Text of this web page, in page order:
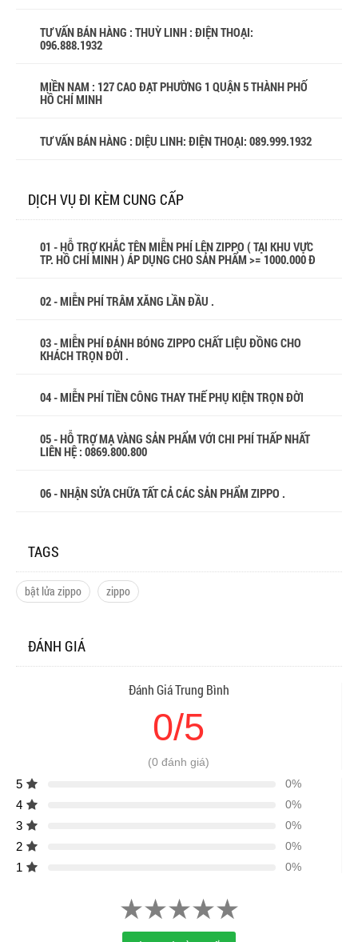
TƯ VẤN BÁN HÀNG : THUỲ LINH : ĐIỆN THOẠI:
096.888.1932
MIỀN NAM : 127 CAO ĐẠT PHƯỜNG 1 QUẬN 5 THÀNH PHỐ
HỒ CHÍ MINH
TƯ VẤN BÁN HÀNG : DIỆU LINH: ĐIỆN THOẠI: 089.999.1932
DỊCH VỤ ĐI KÈM CUNG CẤP
01 - HỖ TRỢ KHẮC TÊN MIỄN PHÍ LÊN ZIPPO ( TẠI KHU VỰC
TP. HỒ CHÍ MINH ) ÁP DỤNG CHO SẢN PHẨM >= 1000.000 Đ
02 - MIỄN PHÍ TRÂM XĂNG LẦN ĐẦU .
03 - MIỄN PHÍ ĐÁNH BÓNG ZIPPO CHẤT LIỆU ĐỒNG CHO
KHÁCH TRỌN ĐỜI .
04 - MIỄN PHÍ TIỀN CÔNG THAY THẾ PHỤ KIỆN TRỌN ĐỜI
05 - HỖ TRỢ MẠ VÀNG SẢN PHẨM VỚI CHI PHÍ THẤP NHẤT
LIÊN HỆ : 0869.800.800
06 - NHẬN SỬA CHỮA TẤT CẢ CÁC SẢN PHẨM ZIPPO .
TAGS
bật lửa zippo zippo
ĐÁNH GIÁ
Đánh Giá Trung Bình
0/5
(0 đánh giá)
5 0%
4 0%
3 0%
2 0%
1 0%